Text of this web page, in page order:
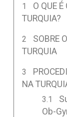
O QUE
TURQUIA?
SOBRE
TURQUIA
NA
Ob-